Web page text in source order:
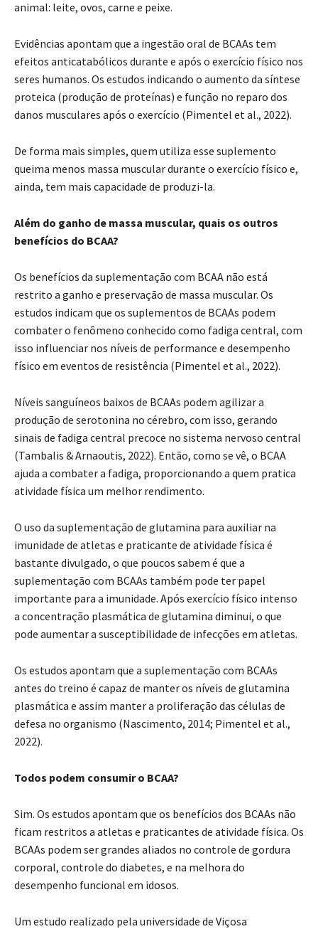
animal: leite, ovos, carne e peixe.
Evidências apontam que a ingestão oral de BCAAs tem
efeitos anticatabólicos durante e após o exercício físico nos
seres humanos. Os estudos indicando o aumento da síntese
proteica (produção de proteínas) e função no reparo dos
danos musculares após o exercício (Pimentel et al., 2022).
De forma mais simples, quem utiliza esse suplemento
queima menos massa muscular durante o exercício físico e,
ainda, tem mais capacidade de produzi-la.
Além do ganho de massa muscular, quais os outros
benefícios do BCAA?
Os benefícios da suplementação com BCAA não está
restrito a ganho e preservação de massa muscular. Os
estudos indicam que os suplementos de BCAAs podem
combater o fenômeno conhecido como fadiga central, com
isso influenciar nos níveis de performance e desempenho
físico em eventos de resistência (Pimentel et al., 2022).
Níveis sanguíneos baixos de BCAAs podem agilizar a
produção de serotonina no cérebro, com isso, gerando
sinais de fadiga central precoce no sistema nervoso central
(Tambalis & Arnaoutis, 2022). Então, como se vê, o BCAA
ajuda a combater a fadiga, proporcionando a quem pratica
atividade física um melhor rendimento.
O uso da suplementação de glutamina para auxiliar na
imunidade de atletas e praticante de atividade física é
bastante divulgado, o que poucos sabem é que a
suplementação com BCAAs também pode ter papel
importante para a imunidade. Após exercício físico intenso
a concentração plasmática de glutamina diminui, o que
pode aumentar a susceptibilidade de infecções em atletas.
Os estudos apontam que a suplementação com BCAAs
antes do treino é capaz de manter os níveis de glutamina
plasmática e assim manter a proliferação das células de
defesa no organismo (Nascimento, 2014; Pimentel et al.,
2022).
Todos podem consumir o BCAA?
Sim. Os estudos apontam que os benefícios dos BCAAs não
ficam restritos a atletas e praticantes de atividade física. Os
BCAAs podem ser grandes aliados no controle de gordura
corporal, controle do diabetes, e na melhora do
desempenho funcional em idosos.
Um estudo realizado pela universidade de Viçosa